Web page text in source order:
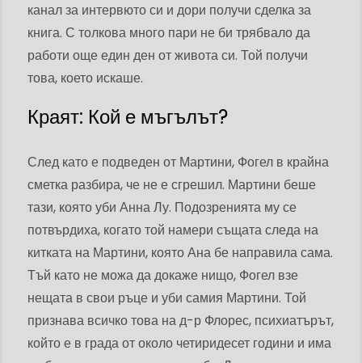
канал за интервюто си и дори получи сделка за
книга. С толкова много пари не би трябвало да
работи още един ден от живота си. Той получи
това, което искаше.
Краят: Кой е мъгълът?
След като е подведен от Мартини, Фогел в крайна
сметка разбира, че не е сгрешил. Мартини беше
тази, която уби Анна Лу. Подозренията му се
потвърдиха, когато той намери същата следа на
китката на Мартини, която Ана бе направила сама.
Тъй като не можа да докаже нищо, Фогел взе
нещата в свои ръце и уби самия Мартини. Той
признава всичко това на д-р Флорес, психиатърът,
който е в града от около четиридесет години и има